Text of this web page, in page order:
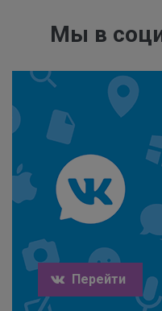
Мы в
Перейти